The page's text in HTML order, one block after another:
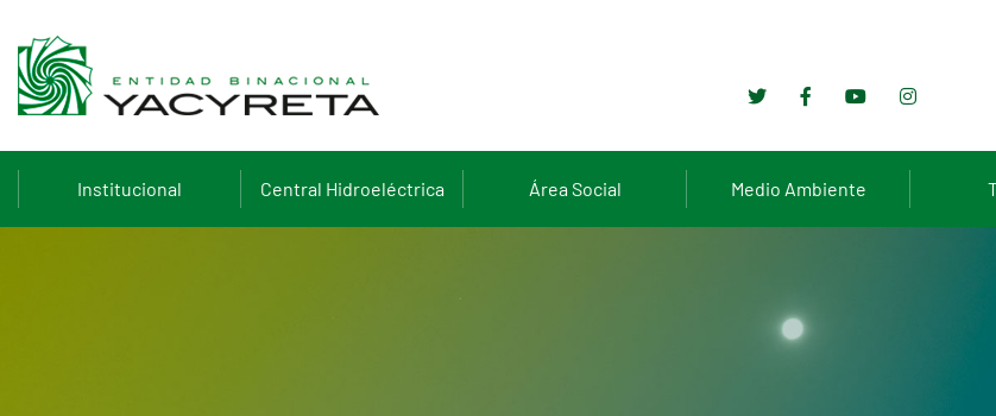
Institucional Central Hidroeléctrica Área Social Medio Ambiente